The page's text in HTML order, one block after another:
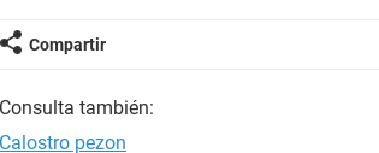
Compartir
Consulta también:
Calostro pezon